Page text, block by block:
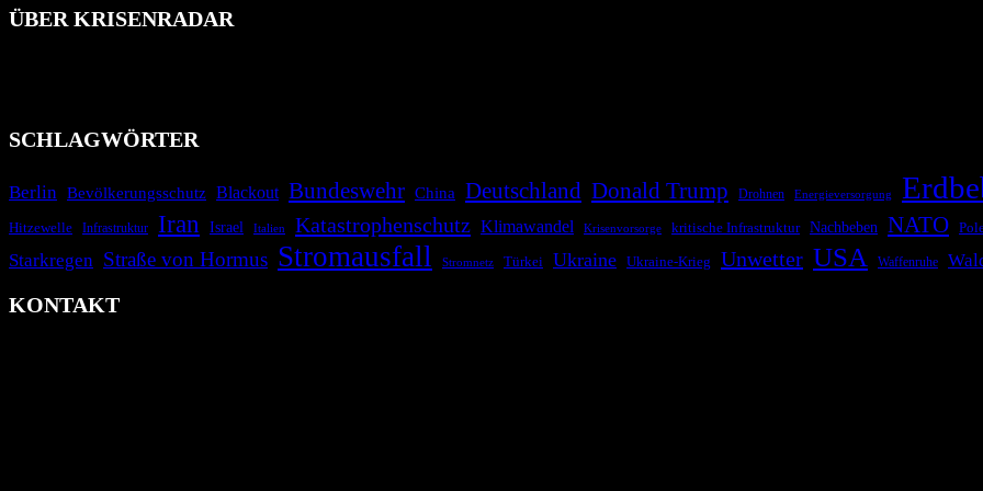
ÜBER KRISENRADAR
SCHLAGWÖRTER
Berlin Bevölkerungsschutz Blackout Bundeswehr China Deutschland Donald Trump Drohnen Energieversorgung
Hitzewelle Infrastruktur Iran Israel Italien Katastrophenschutz Klimawandel Krisenvorsorge kritische Infrastruktur Nachbeben NATO
Starkregen Straße von Hormus Stromausfall Stromnetz Türkei Ukraine Ukraine-Krieg Unwetter USA Waffenruhe
KONTAKT